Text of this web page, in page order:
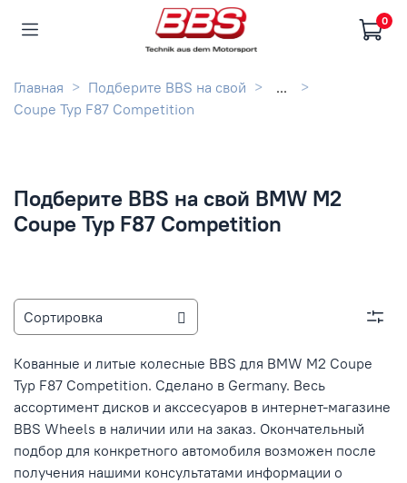
0
Главная Подберите BBS на свой
...
Coupe Typ F87 Competition
Подберите BBS на свой BMW M2
Coupe Typ F87 Competition
Кованные и литые колесные BBS для BMW M2 Coupe
Typ F87 Competition. Сделано в Germany. Весь
ассортимент дисков и акссесуаров в интернет-магазине
BBS Wheels в наличии или на заказ. Окончательный
подбор для конкретного автомобиля возможен после
получения нашими консультатами информации о